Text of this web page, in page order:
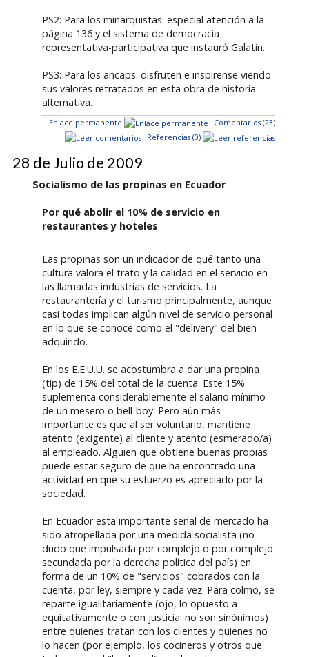
PS2: Para los minarquistas: especial atención a la
página 136 y el sistema de democracia
representativa-participativa que instauró Galatin.
PS3: Para los ancaps: disfruten e inspirense viendo
sus valores retratados en esta obra de historia
alternativa.
Enlace permanente
Comentarios (23)
Referencias (0)
28 de Julio de 2009
Socialismo de las propinas en Ecuador
Por qué abolir el 10% de servicio en
restaurantes y hoteles
Las propinas son un indicador de qué tanto una
cultura valora el trato y la calidad en el servicio en
las llamadas industrias de servicios. La
restaurantería y el turismo principalmente, aunque
casi todas implican algún nivel de servicio personal
en lo que se conoce como el "delivery" del bien
adquirido.
En los E.E.U.U. se acostumbra a dar una propina
(tip) de 15% del total de la cuenta. Este 15%
suplementa considerablemente el salario mínimo
de un mesero o bell-boy. Pero aún más
importante es que al ser voluntario, mantiene
atento (exigente) al cliente y atento (esmerado/a)
al empleado. Alguien que obtiene buenas propias
puede estar seguro de que ha encontrado una
actividad en que su esfuerzo es apreciado por la
sociedad.
En Ecuador esta importante señal de mercado ha
sido atropellada por una medida socialista (no
dudo que impulsada por complejo o por complejo
secundada por la derecha política del país) en
forma de un 10% de "servicios" cobrados con la
cuenta, por ley, siempre y cada vez. Para colmo, se
reparte igualitariamente (ojo, lo opuesto a
equitativamente o con justicia: no son sinónimos)
entre quienes tratan con los clientes y quienes no
lo hacen (por ejemplo, los cocineros y otros que